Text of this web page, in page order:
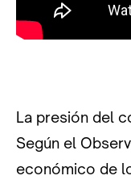
La presión del
Según el
económico de